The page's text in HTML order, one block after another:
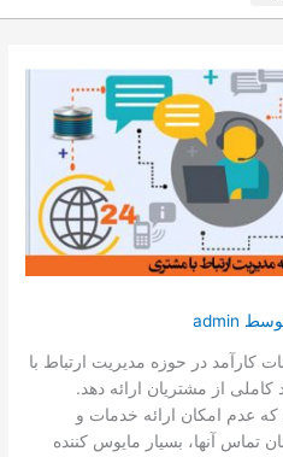
admin
کارآمد در حوزه مدیریت ارتباط با
کاملی از مشتریان ارائه دهد.
که عدم امکان ارائه خدمات و
تماس آن­ها، بسیار مایوس کننده